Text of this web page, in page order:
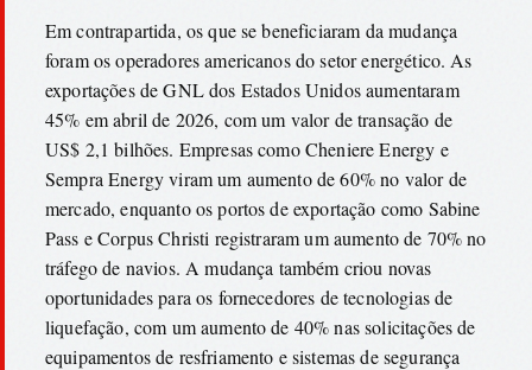
Em contrapartida, os que se beneficiaram da mudança
foram os operadores americanos do setor energético. As
exportações de GNL dos Estados Unidos aumentaram
45% em abril de 2026, com um valor de transação de
US$ 2,1 bilhões. Empresas como Cheniere Energy e
Sempra Energy viram um aumento de 60% no valor de
mercado, enquanto os portos de exportação como Sabine
Pass e Corpus Christi registraram um aumento de 70% no
tráfego de navios. A mudança também criou novas
oportunidades para os fornecedores de tecnologias de
liquefação, com um aumento de 40% nas solicitações de
equipamentos de resfriamento e sistemas de segurança